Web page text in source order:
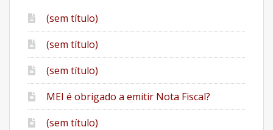
(sem título)
(sem título)
(sem título)
MEI é obrigado a emitir Nota Fiscal?
(sem título)